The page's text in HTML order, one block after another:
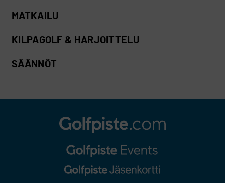
MATKAILU
KILPAGOLF & HARJOITTELU
SÄÄNNÖT